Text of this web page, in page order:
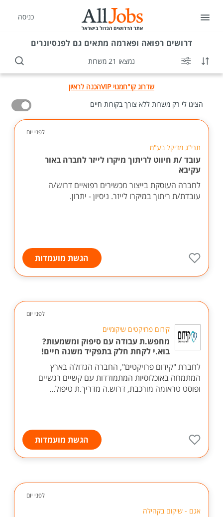
כניסה
דרושים רפואה ופארמה מתאים גם לפנסיונרים
נמצאו 21 משרות
שדרוג קו"חמנוי VIP
הכנה לראיון
הציגו לי רק משרות ללא צורך בקורות חיים
לפני יום
תרי"ג מדיקל בע"מ
עובד /ת חיווט לריתוך מיקרו לייזר לחברה באור
עקיבא
לחברה העוסקת בייצור מכשירים רפואיים דרוש/ה
עובדת/ת ריתוך במיקרו לייזר. ניסיון - יתרון.
הגשת מועמדות
לפני יום
קידום פרויקטים שיקומיים
מחפש.ת עבודה עם סיפוק ומשמעות?
בוא.י לקחת חלק בתפקיד משנה חיים!
לחברת "קידום פרויקטים", החברה הגדולה בארץ
המתמחה באוכלוסיות המתמודדות עם קשיים רגשיים
ופוסט טראומה מורכבת, דרוש.ה מדריך.ת טיפול...
הגשת מועמדות
לפני יום
אגם - שיקום בקהילה